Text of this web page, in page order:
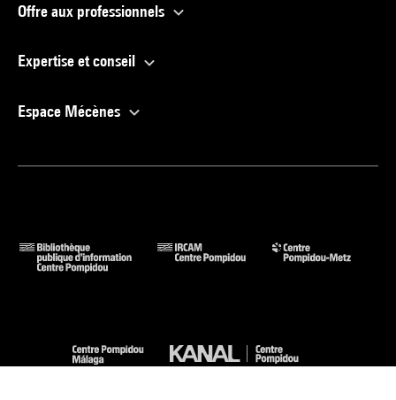
Offre aux professionnels
Expertise et conseil
Espace Mécènes